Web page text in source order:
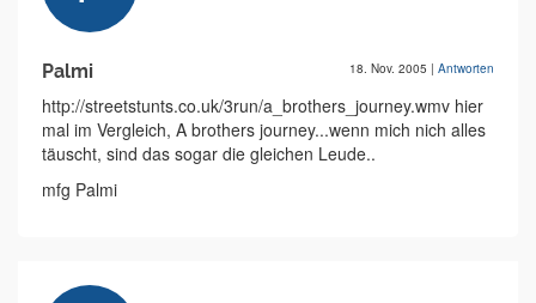
Palmi 18. Nov. 2005 | Antworten
http://streetstunts.co.uk/3run/a_brothers_journey.wmv hier
mal im Vergleich, A brothers journey...wenn mich nich alles
täuscht, sind das sogar die gleichen Leude..
mfg Palmi